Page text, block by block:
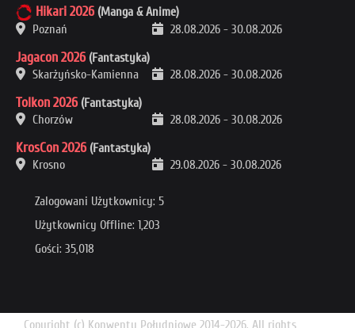
Hikari 2026 (Manga & Anime)
Poznań
28.08.2026 - 30.08.2026
Jagacon 2026 (Fantastyka)
Skarżyńsko-Kamienna
28.08.2026 - 30.08.2026
Tolkon 2026 (Fantastyka)
Chorzów
28.08.2026 - 30.08.2026
KrosCon 2026 (Fantastyka)
Krosno
29.08.2026 - 30.08.2026
Zalogowani Użytkownicy: 5
Użytkownicy Offline: 1,203
Gości: 35,018
Copyright (c) Konwenty Południowe 2014-2026. All rights